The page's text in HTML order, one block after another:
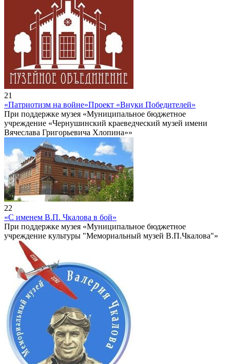
21
«Патриотизм на войне»Проект «Внуки Победителей»
При поддержке музея «Муниципальное бюджетное
учреждение «Чернушинский краеведческий музей имени
Вячеслава Григорьевича Хлопина»»
22
«С именем В.П. Чкалова в бой»
При поддержке музея «Муниципальное бюджетное
учреждение культуры "Мемориальный музей В.П.Чкалова"»